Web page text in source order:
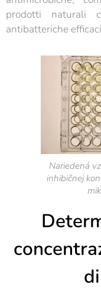
prodotti naturali
antibatteriche
Nariedená
inhibičnej